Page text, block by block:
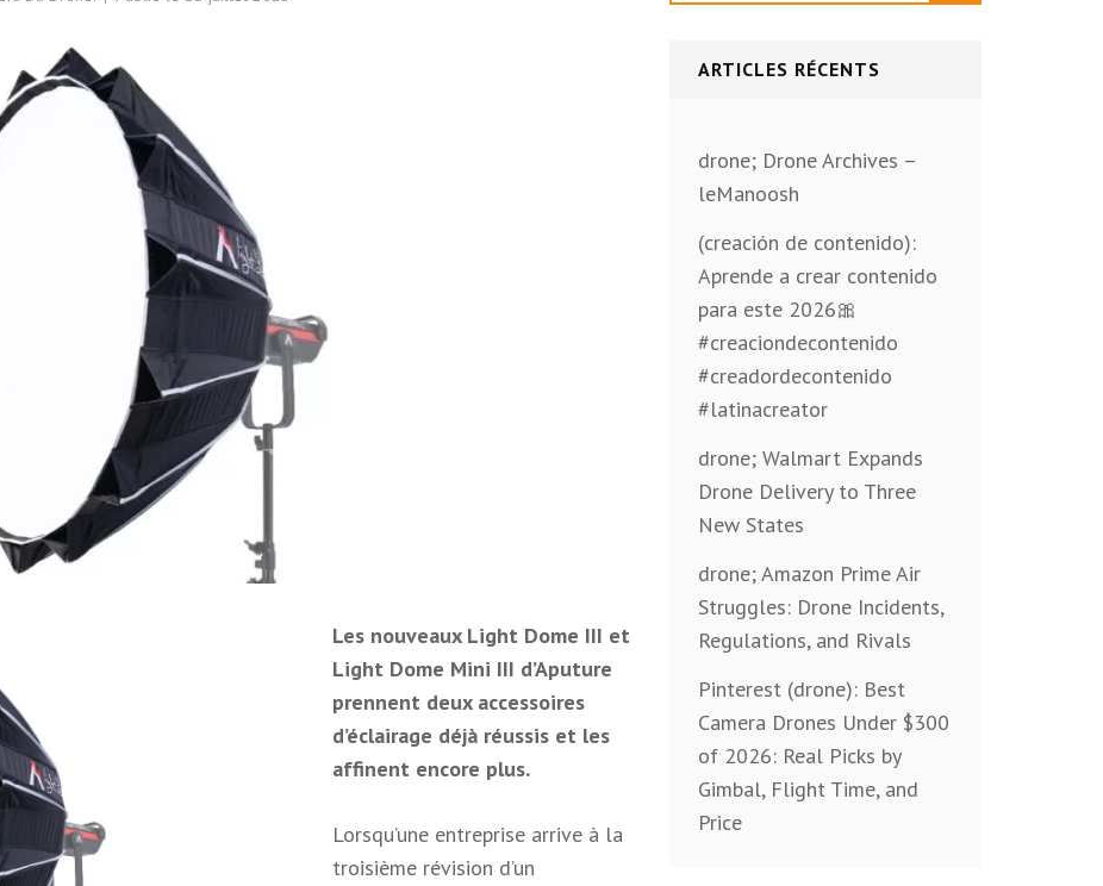
Les nouveaux Light Dome III et
Light Dome Mini III d’Aputure
prennent deux accessoires
d’éclairage déjà réussis et les
affinent encore plus.
Lorsqu’une entreprise arrive à la
troisième révision d’un
ARTICLES RÉCENTS
drone; Drone Archives –
leManoosh
(creación de contenido):
Aprende a crear contenido
para este 2026🎀
#creaciondecontenido
#creadordecontenido
#latinacreator
drone; Walmart Expands
Drone Delivery to Three
New States
drone; Amazon Prime Air
Struggles: Drone Incidents,
Regulations, and Rivals
Pinterest (drone): Best
Camera Drones Under $300
of 2026: Real Picks by
Gimbal, Flight Time, and
Price